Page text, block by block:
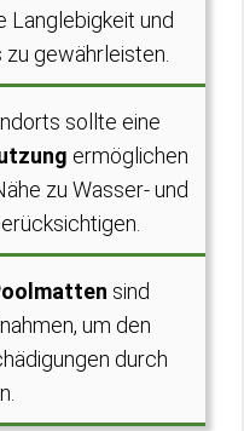
Langlebigkeit und
gewährleisten.
sollte eine
ermöglichen
zu Wasser- und
sind
um den
durch